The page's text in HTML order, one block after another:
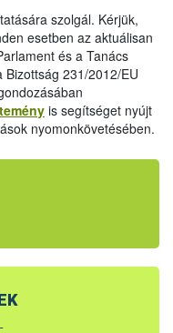
szolgál. Kérjük,
esetben az aktuálisan
és a Tanács
231/2012/EU
is segítséget nyújt
nyomonkövetésében.